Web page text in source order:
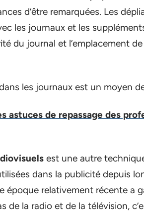
d’être remarquées. Les
les journaux et les
du journal et l’emplacement
les journaux est un moyen
astuces de repassage des
est une autre
dans la publicité depuis
époque relativement récente a
de la radio et de la télévision,